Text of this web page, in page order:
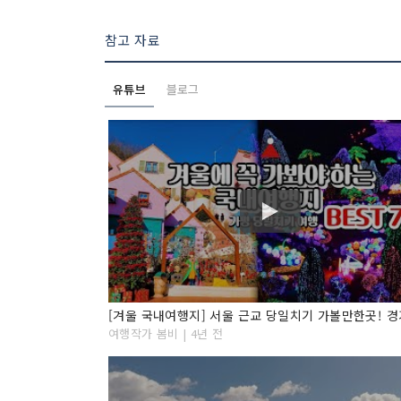
참고 자료
유튜브 블로그
여행작가 봄비 | 4년 전